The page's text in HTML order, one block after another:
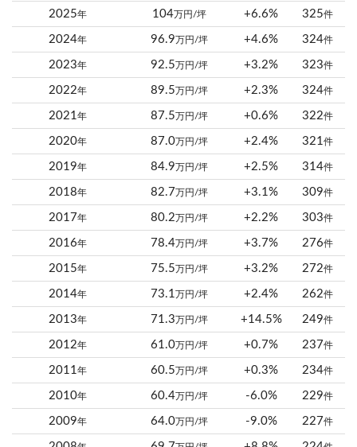
2025年 104万円/坪 +6.6% 325件
2024年 96.9万円/坪 +4.6% 324件
2023年 92.5万円/坪 +3.2% 323件
2022年 89.5万円/坪 +2.3% 324件
2021年 87.5万円/坪 +0.6% 322件
2020年 87.0万円/坪 +2.4% 321件
2019年 84.9万円/坪 +2.5% 314件
2018年 82.7万円/坪 +3.1% 309件
2017年 80.2万円/坪 +2.2% 303件
2016年 78.4万円/坪 +3.7% 276件
2015年 75.5万円/坪 +3.2% 272件
2014年 73.1万円/坪 +2.4% 262件
2013年 71.3万円/坪 +14.5% 249件
2012年 61.0万円/坪 +0.7% 237件
2011年 60.5万円/坪 +0.3% 234件
2010年 60.4万円/坪 -6.0% 229件
2009年 64.0万円/坪 -9.0% 227件